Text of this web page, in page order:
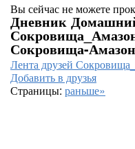
Вы сейчас не можете
Дневник
Сокровища-
Лента друзей
Добавить в друзья
Страницы: раньше»